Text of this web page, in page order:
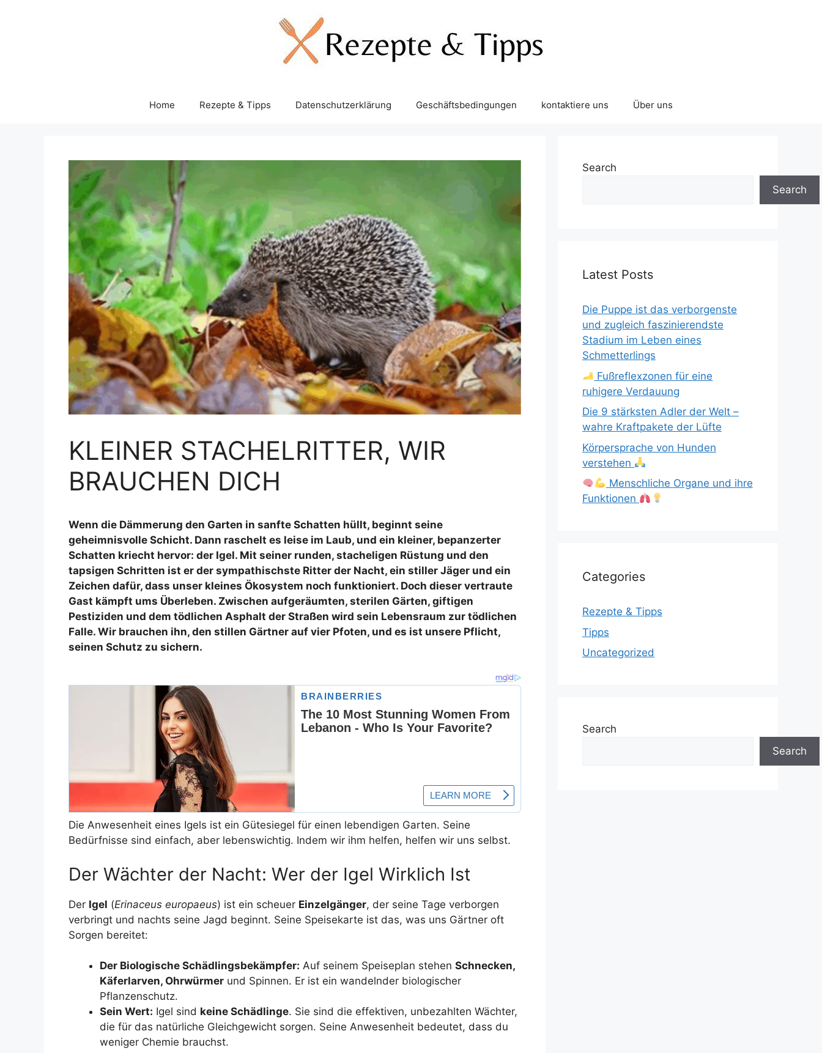
Home Rezepte & Tipps Datenschutzerklärung Geschäftsbedingungen kontaktiere uns Über uns
KLEINER STACHELRITTER, WIR
BRAUCHEN DICH
Wenn die Dämmerung den Garten in sanfte Schatten hüllt, beginnt seine
geheimnisvolle Schicht. Dann raschelt es leise im Laub, und ein kleiner, bepanzerter
Schatten kriecht hervor: der Igel. Mit seiner runden, stacheligen Rüstung und den
tapsigen Schritten ist er der sympathischste Ritter der Nacht, ein stiller Jäger und ein
Zeichen dafür, dass unser kleines Ökosystem noch funktioniert. Doch dieser vertraute
Gast kämpft ums Überleben. Zwischen aufgeräumten, sterilen Gärten, giftigen
Pestiziden und dem tödlichen Asphalt der Straßen wird sein Lebensraum zur tödlichen
Falle. Wir brauchen ihn, den stillen Gärtner auf vier Pfoten, und es ist unsere Pflicht,
seinen Schutz zu sichern.
Die Anwesenheit eines Igels ist ein Gütesiegel für einen lebendigen Garten. Seine
Bedürfnisse sind einfach, aber lebenswichtig. Indem wir ihm helfen, helfen wir uns selbst.
Der Wächter der Nacht: Wer der Igel Wirklich Ist
Der Igel (Erinaceus europaeus) ist ein scheuer Einzelgänger, der seine Tage verborgen
verbringt und nachts seine Jagd beginnt. Seine Speisekarte ist das, was uns Gärtner oft
Sorgen bereitet:
Der Biologische Schädlingsbekämpfer: Auf seinem Speiseplan stehen Schnecken,
Käferlarven, Ohrwürmer und Spinnen. Er ist ein wandelnder biologischer
Pflanzenschutz.
Sein Wert: Igel sind keine Schädlinge. Sie sind die effektiven, unbezahlten Wächter,
die für das natürliche Gleichgewicht sorgen. Seine Anwesenheit bedeutet, dass du
weniger Chemie brauchst.
Search
Search
Latest Posts
Die Puppe ist das verborgenste
und zugleich faszinierendste
Stadium im Leben eines
Schmetterlings
Fußreflexzonen für eine
ruhigere Verdauung
Die 9 stärksten Adler der Welt –
wahre Kraftpakete der Lüfte
Körpersprache von Hunden
verstehen
Menschliche Organe und ihre
Funktionen
Categories
Rezepte & Tipps
Tipps
Uncategorized
Search
Search